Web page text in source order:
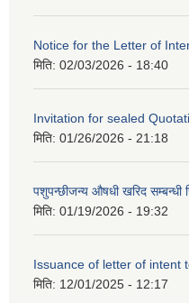
Notice for the Letter of
मिति: 02/03/2026 - 18:40
Invitation for sealed
मिति: 01/26/2026 - 21:18
पशुपन्छीजन्य औषधी खरिद सम्बन्धी
मिति: 01/19/2026 - 19:32
Issuance of letter of intent
मिति: 12/01/2025 - 12:17